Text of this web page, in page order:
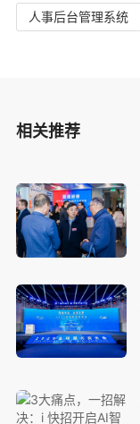
人事后台管理系统
相关推荐